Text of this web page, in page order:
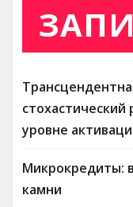
уровне
Микрокредиты:
камни